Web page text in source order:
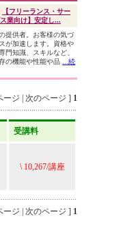
【フリーランス・サー
ス業向け】安定し...
提供者。お客様の気づ
が加速します。資格や
門知識、スキルなど、
の機能や性能や品
...続
ジ | 次のページ ] 1
受講料
\ 10,267/講座
ジ | 次のページ ] 1